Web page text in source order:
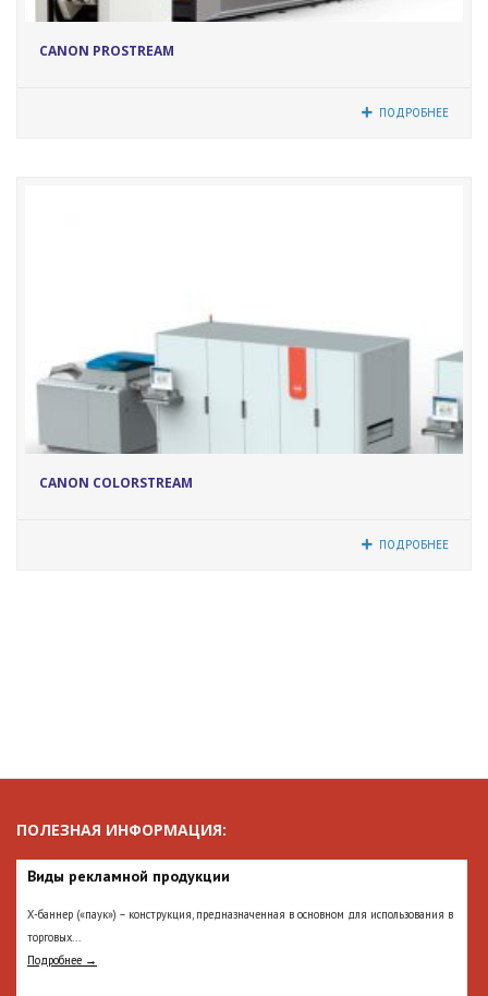
CANON PROSTREAM
ПОДРОБНЕЕ
CANON COLORSTREAM
ПОДРОБНЕЕ
ПОЛЕЗНАЯ ИНФОРМАЦИЯ:
Виды рекламной продукции
Х-баннер («паук») – конструкция, предназначенная в основном для использования в
торговых...
Подробнее →